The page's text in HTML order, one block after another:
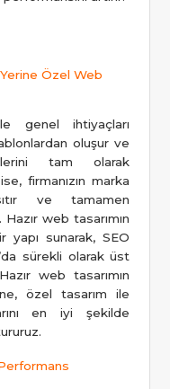
Özel Web
genel ihtiyaçları
oluşur ve
tam olarak
firmanızın marka
ve tamamen
web tasarımın
sunarak, SEO
sürekli olarak üst
web tasarımın
özel tasarım ile
en iyi şekilde